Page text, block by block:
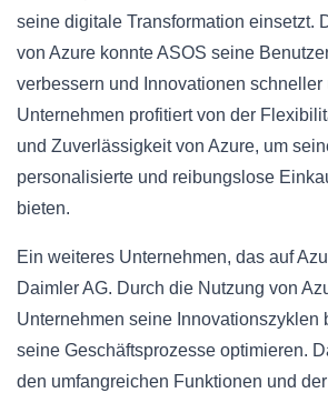
seine digitale Transformation einsetzt.
von Azure konnte ASOS seine
verbessern und Innovationen schneller
Unternehmen profitiert von der
und Zuverlässigkeit von Azure, um
personalisierte und reibungslose
bieten.
Ein weiteres Unternehmen, das auf
Daimler AG. Durch die Nutzung von
Unternehmen seine Innovationszyklen
seine Geschäftsprozesse optimieren.
den umfangreichen Funktionen und